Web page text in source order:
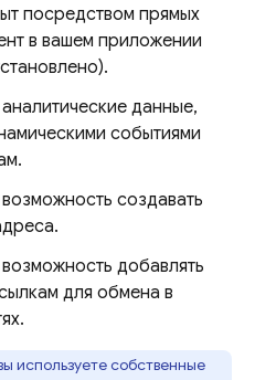
посредством прямых
в вашем приложении
данные,
событиями
создавать
добавлять
для обмена в
используете собственные